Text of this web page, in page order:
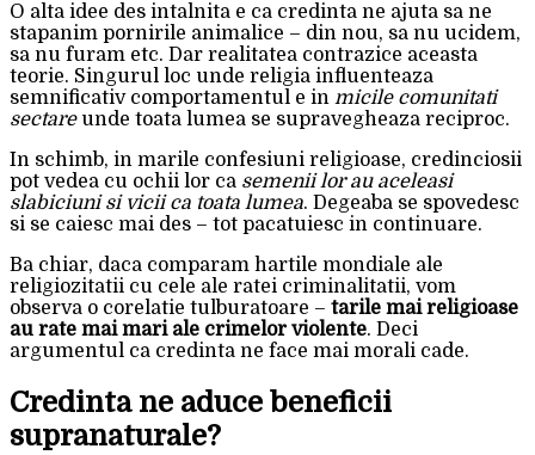
O alta idee des intalnita e ca credinta ne ajuta sa ne
stapanim pornirile animalice – din nou, sa nu ucidem,
sa nu furam etc. Dar realitatea contrazice aceasta
teorie. Singurul loc unde religia influenteaza
semnificativ comportamentul e in micile comunitati
sectareunde toata lumea se supravegheaza reciproc.
In schimb, in marile confesiuni religioase, credinciosii
pot vedea cu ochii lor ca semenii lor au aceleasi
slabiciuni si vicii ca toata lumea. Degeaba se spovedesc
si se caiesc mai des – tot pacatuiesc in continuare.
Ba chiar, daca comparam hartile mondiale ale
religiozitatii cu cele ale ratei criminalitatii, vom
observa o corelatie tulburatoare – tarile mai religioase
au rate mai mari ale crimelor violente. Deci
argumentul ca credinta ne face mai morali cade.
Credinta ne aduce beneficii
supranaturale?